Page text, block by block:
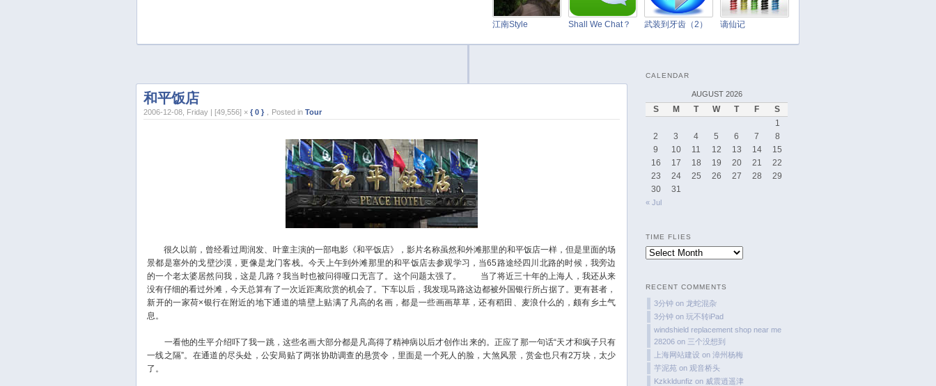
江南Style Shall We Chat？ 武装到牙齿（2） 谪仙记
和平饭店
2006-12-08, Friday | [49,556] × { 0 } ，Posted in Tour
很久以前，曾经看过周润发、叶童主演的一部电影《和平饭店》，影片名称虽然和外滩那里的和平饭店一样，但是里面的场
景都是塞外的戈壁沙漠，更像是龙门客栈。今天上午到外滩那里的和平饭店去参观学习，当65路途经四川北路的时候，我旁边
的一个老太婆居然问我，这是几路？我当时也被问得哑口无言了。这个问题太强了。
当了将近三十年的上海人，我还从来
没有仔细的看过外滩，今天总算有了一次近距离欣赏的机会了。下车以后，我发现马路这边都被外国银行所占据了。更有甚者，
新开的一家荷×银行在附近的地下通道的墙壁上贴满了凡高的名画，都是一些画画草草，还有稻田、麦浪什么的，颇有乡土气
息。
一看他的生平介绍吓了我一跳，这些名画大部分都是凡高得了精神病以后才创作出来的。正应了那一句话“天才和疯子只有
一线之隔”。在通道的尽头处，公安局贴了两张协助调查的悬赏令，里面是一个死人的脸，大煞风景，赏金也只有2万块，太少
了。
CALENDAR
AUGUST 2026
S M T W T F
S
1
2
3 4 5 6 7
8
9
10 11 12 13 14
15
16
17 18 19 20 21
22
23
24 25 26 27 28
29
30
31
« Jul
TIME FLIES
Time
RECENT COMMENTS
3分钟 on 龙蛇混杂
3分钟 on 玩不转iPad
windshield replacement shop near me
28206 on 三个没想到
上海网站建设 on 漳州杨梅
芋泥苑 on 观音桥头
Kzkkldunfiz on 威震逍遥津